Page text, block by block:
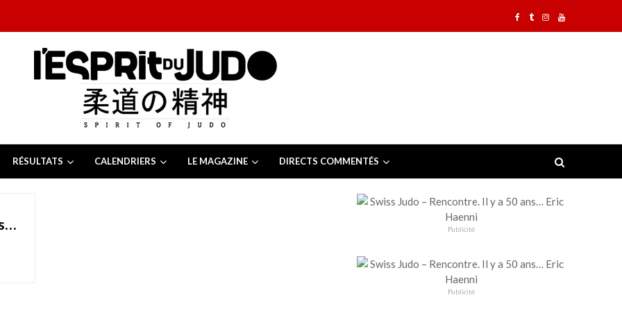
RÉSULTATS CALENDRIERS LE MAGAZINE DIRECTS COMMENTÉS
2026
Publicité
Publicité